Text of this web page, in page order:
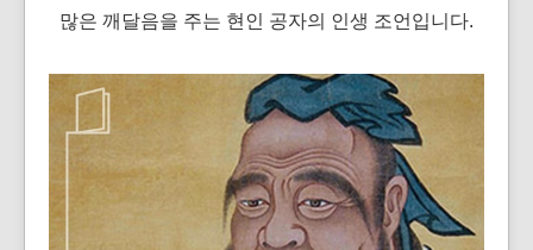
많은 깨달음을 주는 현인 공자의 인생 조언입니다.